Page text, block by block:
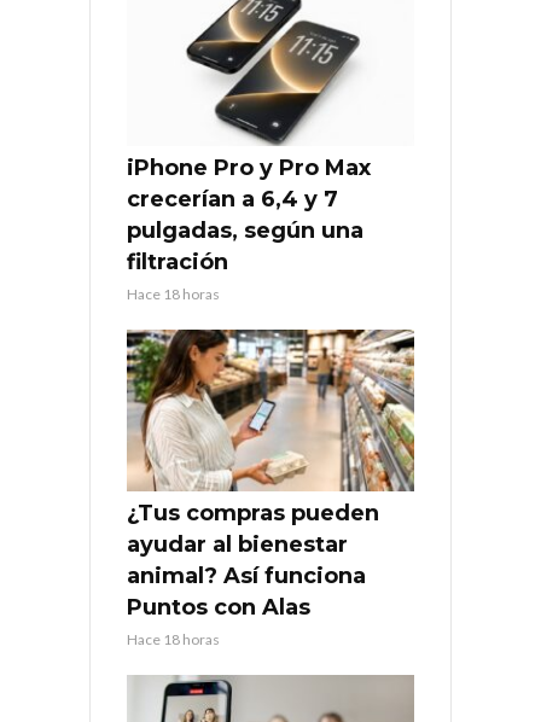
iPhone Pro y Pro Max
crecerían a 6,4 y 7
pulgadas, según una
filtración
Hace 18 horas
¿Tus compras pueden
ayudar al bienestar
animal? Así funciona
Puntos con Alas
Hace 18 horas